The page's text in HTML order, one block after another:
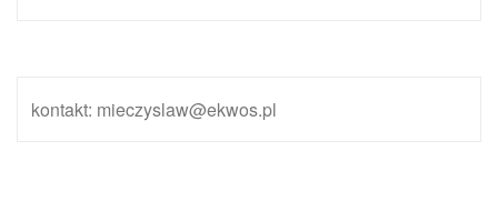
kontakt: mieczyslaw@ekwos.pl